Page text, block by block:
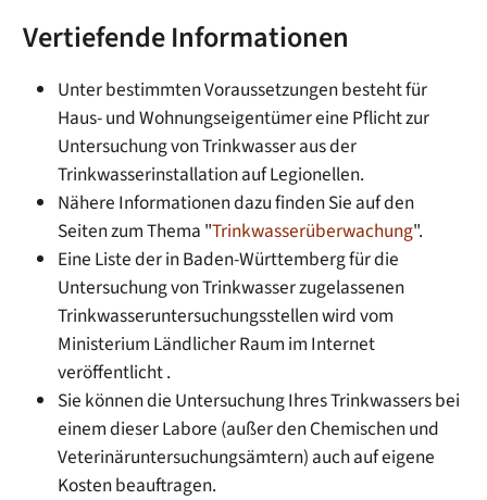
Vertiefende Informationen
Unter bestimmten Voraussetzungen besteht für
Haus- und Wohnungseigentümer eine Pflicht zur
Untersuchung von Trinkwasser aus der
Trinkwasserinstallation auf Legionellen.
Nähere Informationen dazu finden Sie auf den
Seiten zum Thema "Trinkwasserüberwachung".
Eine Liste der in Baden-Württemberg für die
Untersuchung von Trinkwasser zugelassenen
Trinkwasseruntersuchungsstellen wird vom
Ministerium Ländlicher Raum im Internet
veröffentlicht .
Sie können die Untersuchung Ihres Trinkwassers bei
einem dieser Labore (außer den Chemischen und
Veterinäruntersuchungsämtern) auch auf eigene
Kosten beauftragen.